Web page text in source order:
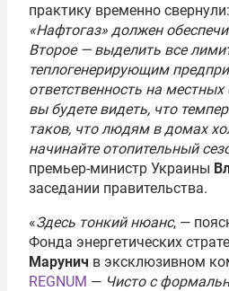
практику временно
«Нафтогаз» должен
Второе — выделить все
теплогенерирующим
ответственность на местных
вы будете видеть, что
таков, что людям в домах
начинайте отопительный
премьер-министр Украины
заседании правительства.
«Здесь тонкий нюанс, —
Фонда энергетических
Марунич в эксклюзивном
REGNUM — Чисто с